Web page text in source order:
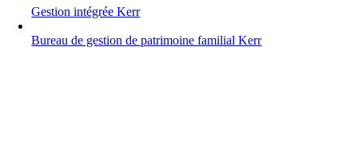
Gestion intégrée Kerr
Bureau de gestion de patrimoine familial Kerr